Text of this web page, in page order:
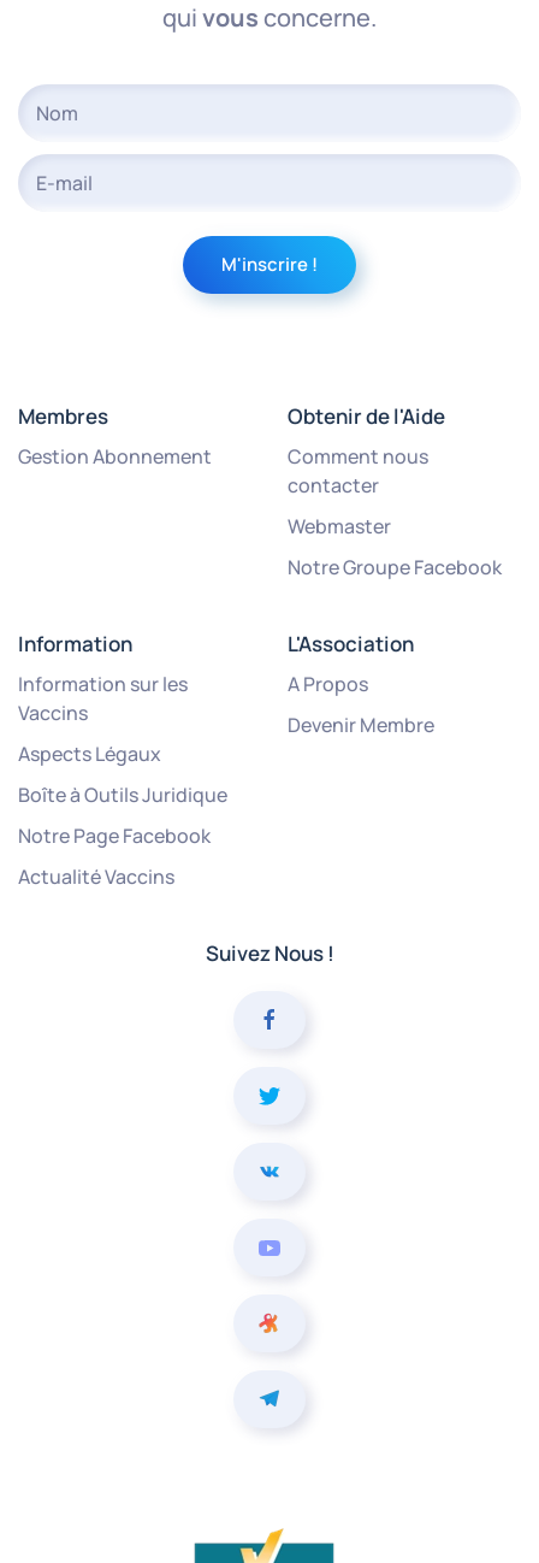
quivousconcerne.
Membres
Gestion Abonnement
Obtenir de l'Aide
Comment nous
contacter
Webmaster
Notre Groupe Facebook
Information
Information sur les
Vaccins
Aspects Légaux
Boîte à Outils Juridique
Notre Page Facebook
Actualité Vaccins
L'Association
A Propos
Devenir Membre
Suivez Nous !